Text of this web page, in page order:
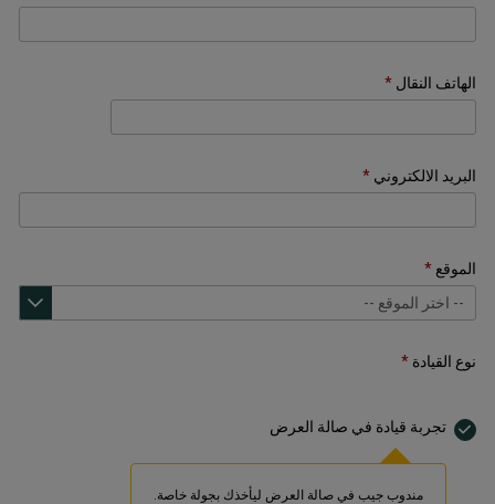
الهاتف النقال
البريد الالكتروني
الموقع
نوع القيادة
تجربة قيادة في صالة العرض
مندوب جيب في صالة العرض ليأخذك بجولة خاصة.